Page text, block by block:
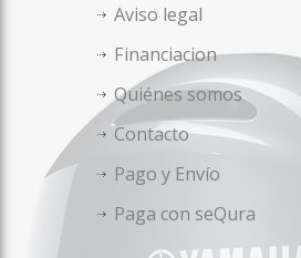
Aviso legal
Financiacion
Quiénes somos
Contacto
Pago y Envío
Paga con seQura